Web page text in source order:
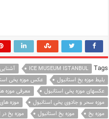
Tags
ICE MUSEUM ISTANBUL
بلیط موزه یخ استانبول
عکس موزه یخی
عکسهای موزه یخی استانبول
معرفی موزه
موزه سحر و جادوی یخی استانبول
موزه
موزه یخ
موزه یخ استانبول موزه یخ در